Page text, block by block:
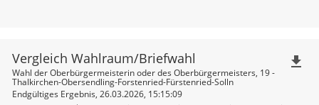
Vergleich Wahlraum/Briefwahl
Wahl der Oberbürgermeisterin oder des Oberbürgermeisters, 19 -
Thalkirchen-Obersendling-Forstenried-Fürstenried-Solln
Endgültiges Ergebnis, 26.03.2026, 15:15:09
file_download